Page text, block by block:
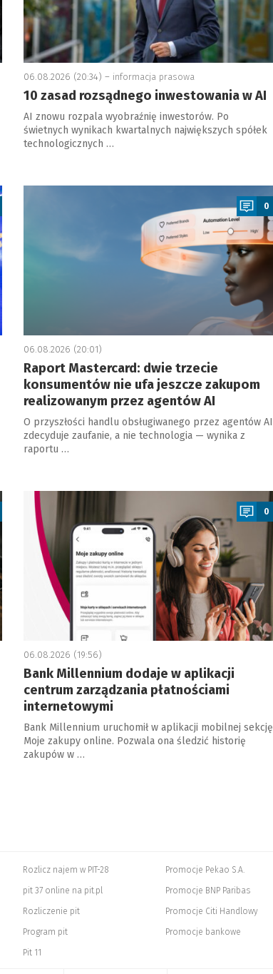
06.08.2026 (20:34) – informacja prasowa
10 zasad rozsądnego inwestowania w AI
AI znowu rozpala wyobraźnię inwestorów. Po
świetnych wynikach kwartalnych największych spółek
technologicznych …
a
0
06.08.2026 (20:01)
Raport Mastercard: dwie trzecie
konsumentów nie ufa jeszcze zakupom
realizowanym przez agentów AI
O przyszłości handlu obsługiwanego przez agentów AI
zdecyduje zaufanie, a nie technologia — wynika z
raportu …
0
06.08.2026 (19:56)
Bank Millennium dodaje w aplikacji
centrum zarządzania płatnościami
internetowymi
Bank Millennium uruchomił w aplikacji mobilnej sekcję
Moje zakupy online. Pozwala ona śledzić historię
zakupów w …
Rozlicz najem w PIT-28
pit 37 online na pit.pl
Rozliczenie pit
Program pit
Pit 11
Promocje Pekao S.A.
Promocje BNP Paribas
Promocje Citi Handlowy
Promocje bankowe